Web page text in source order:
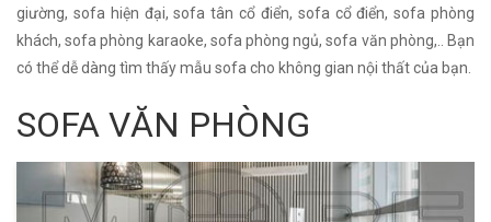
giường, sofa hiện đại, sofa tân cổ điển, sofa cổ điển, sofa phòng
khách, sofa phòng karaoke, sofa phòng ngủ, sofa văn phòng,.. Bạn
có thể dễ dàng tìm thấy mẫu sofa cho không gian nội thất của bạn.
SOFA VĂN PHÒNG